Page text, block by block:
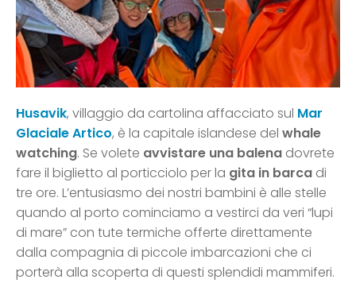
Husavik, villaggio da cartolina affacciato sul Mar
Glaciale Artico, è la capitale islandese del whale
watching. Se volete avvistare una balena dovrete
fare il biglietto al porticciolo per la gita in barca di
tre ore. L’entusiasmo dei nostri bambini è alle stelle
quando al porto cominciamo a vestirci da veri “lupi
di mare” con tute termiche offerte direttamente
dalla compagnia di piccole imbarcazioni che ci
porterà alla scoperta di questi splendidi mammiferi.